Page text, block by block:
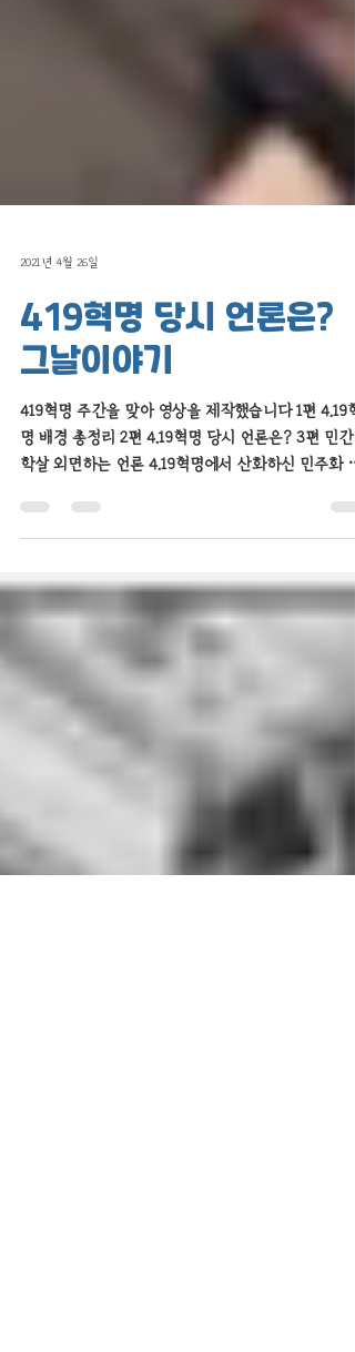
2021년 4월 26일
419혁명 당시 언론은? ｜
그날이야기
명 배경 총정리 2편 4.19혁명 당시 언론은? 3편 민간
학살 외면하는 언론 4.19혁명에서 산화하신 민주화 영
합니다...